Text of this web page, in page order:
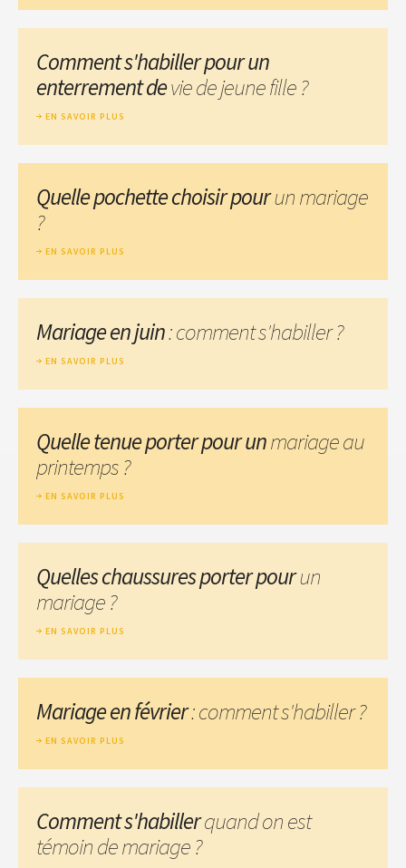
Comment s'habiller pour un
enterrement devie de jeune fille ?
EN SAVOIR PLUS
Quelle pochette choisir pourun mariage
?
EN SAVOIR PLUS
Mariage en juin: comment s'habiller ?
EN SAVOIR PLUS
Quelle tenue porter pour unmariage au
printemps ?
EN SAVOIR PLUS
Quelles chaussures porter pourun
mariage ?
EN SAVOIR PLUS
Mariage en février: comment s'habiller ?
EN SAVOIR PLUS
Comment s'habillerquand on est
témoin de mariage ?